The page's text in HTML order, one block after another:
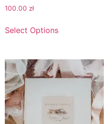
100.00 zł
Select Options